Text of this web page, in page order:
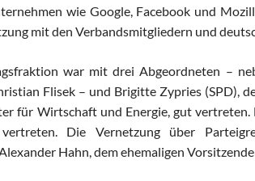
wie Google, Facebook und
mit den Verbandsmitgliedern und
war mit drei Abgeordneten –
Flisek – und Brigitte Zypries (SPD),
für Wirtschaft und Energie, gut
vertreten. Die Vernetzung über
Hahn, dem ehemaligen